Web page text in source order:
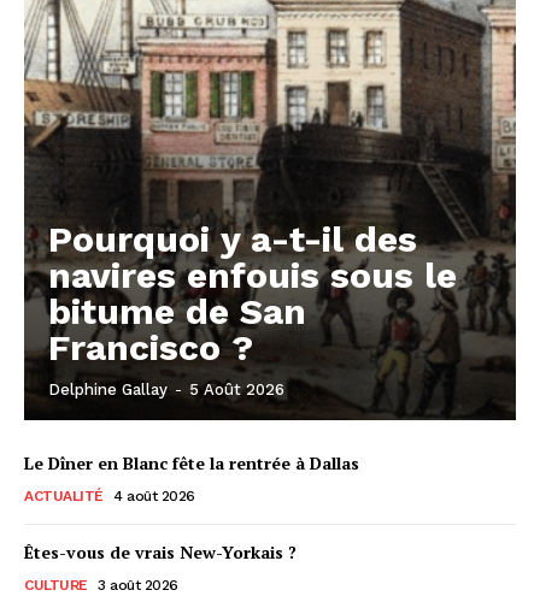
Pourquoi y a-t-il des
navires enfouis sous le
bitume de San
Francisco ?
Delphine Gallay - 5 Août 2026
Le Dîner en Blanc fête la rentrée à Dallas
ACTUALITÉ 4 août 2026
Êtes-vous de vrais New-Yorkais ?
CULTURE 3 août 2026